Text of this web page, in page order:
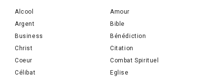
Alcool
Amour
Argent
Bible
Business
Bénédiction
Christ
Citation
Coeur
Combat Spirituel
Célibat
Eglise